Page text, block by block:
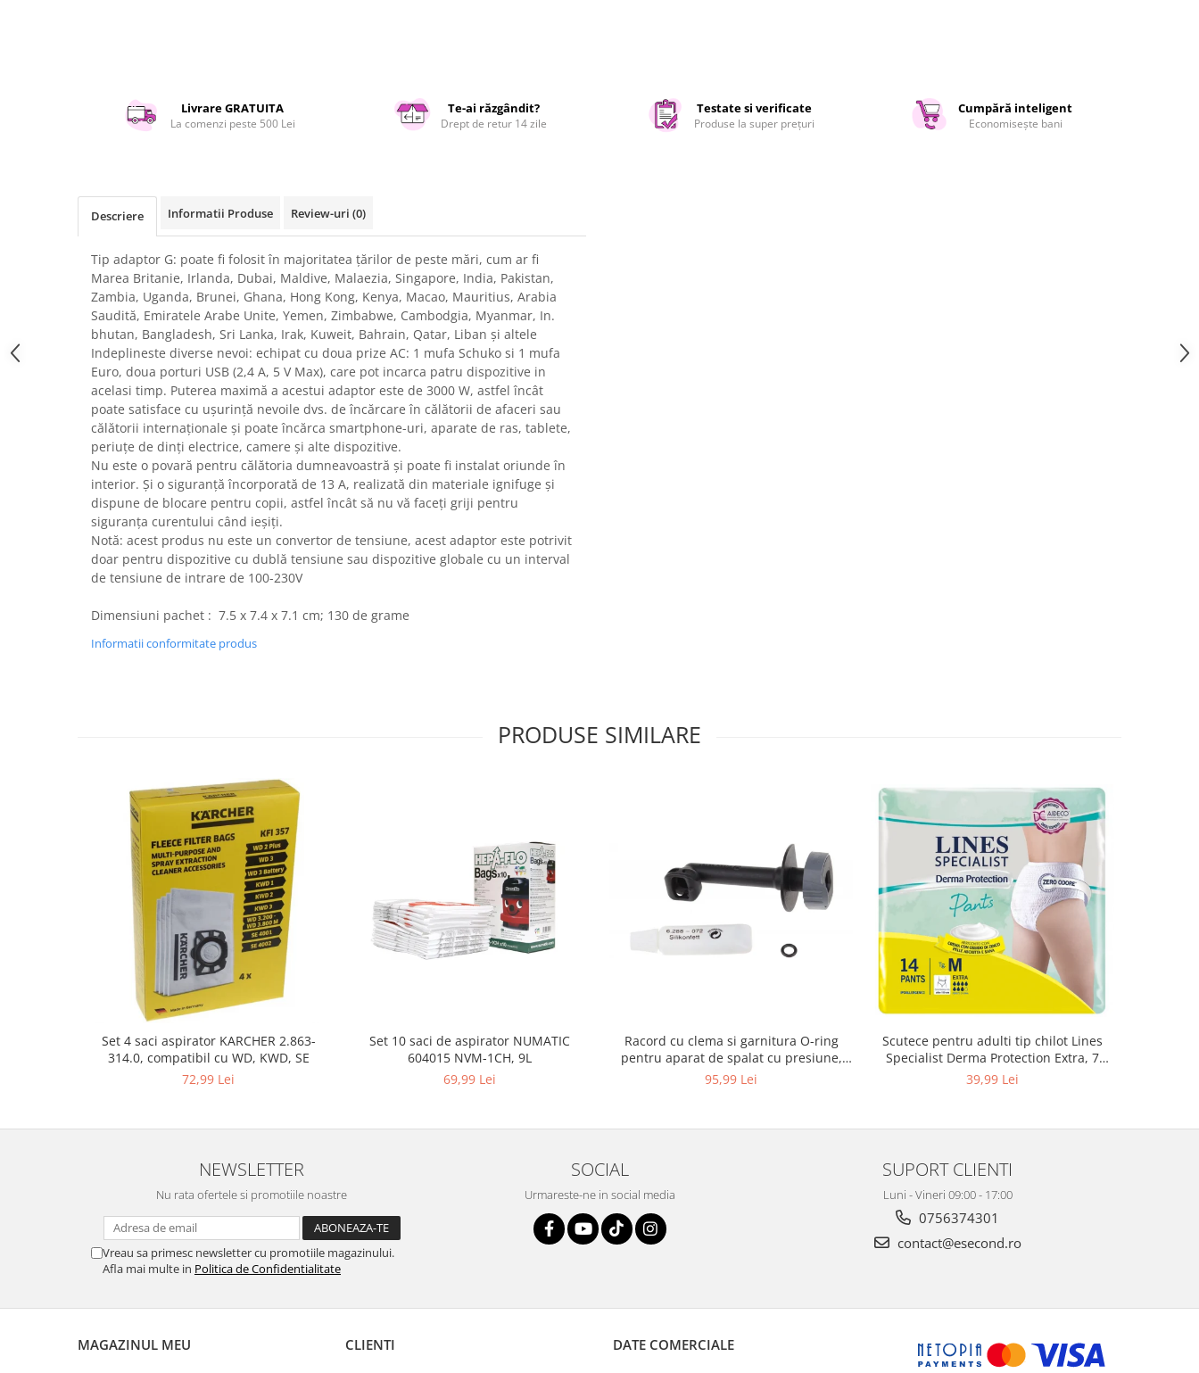
Scule electrice si unelte
Silicon, spume si solutii tehnice
Uscatoare rufe
Utilaje si materiale de constructii
Laptop, Tablete & Telefoane
Accesorii tablete
Laptopuri si Accesorii
Telefoane Mobile & accesorii
Wearable & Gadgeturi
Electrocasnice & Climatizare
Accesorii si piese masini spalat
rufe si uscatoare
Accesorii si piese masini spalat
Aparate Frigorifice
Aparate Racire Aer
Aragaze si cuptoare cu microunde
Climatizare & sisteme de incalzire
Electrocasnice pentru Bucatarie
Fiare de calcat si masini de cusut
Ingrijire Locuinta
Genti si accesorii femei
Imbracaminte barbati
Imbracaminte femei
Imbracaminte si Incaltaminte copii
Incaltaminte barbati
Gaming, Carti & Birotica
Console, Jocuri & Accesorii
Ingrijire personala & Cosmetice
Accesorii aparate de ras electrice
Aparate & Accesorii ingrijire
Articole Sanatate si Wellness
Consumabile sanitare
Cosmetice si produse ingrijire
Jucarii, Copii & Bebe
Livrare GRATUITA
La comenzi peste 500 Lei
Te-ai răzgândit?
Drept de retur 14 zile
Testate si verificate
Produse la super prețuri
Cumpără inteligent
Economisește bani
Descriere Informatii Produse Review-uri (0)
Tip adaptor G: poate fi folosit în majoritatea țărilor de peste mări, cum ar fi
Marea Britanie, Irlanda, Dubai, Maldive, Malaezia, Singapore, India, Pakistan,
Zambia, Uganda, Brunei, Ghana, Hong Kong, Kenya, Macao, Mauritius, Arabia
Saudită, Emiratele Arabe Unite, Yemen, Zimbabwe, Cambodgia, Myanmar, In.
bhutan, Bangladesh, Sri Lanka, Irak, Kuweit, Bahrain, Qatar, Liban și altele
Indeplineste diverse nevoi: echipat cu doua prize AC: 1 mufa Schuko si 1 mufa
Euro, doua porturi USB (2,4 A, 5 V Max), care pot incarca patru dispozitive in
acelasi timp. Puterea maximă a acestui adaptor este de 3000 W, astfel încât
poate satisface cu ușurință nevoile dvs. de încărcare în călătorii de afaceri sau
călătorii internaționale și poate încărca smartphone-uri, aparate de ras, tablete,
periuțe de dinți electrice, camere și alte dispozitive.
Nu este o povară pentru călătoria dumneavoastră și poate fi instalat oriunde în
interior. Și o siguranță încorporată de 13 A, realizată din materiale ignifuge și
dispune de blocare pentru copii, astfel încât să nu vă faceți griji pentru
siguranța curentului când ieșiți.
Notă: acest produs nu este un convertor de tensiune, acest adaptor este potrivit
doar pentru dispozitive cu dublă tensiune sau dispozitive globale cu un interval
de tensiune de intrare de 100-230V
Dimensiuni pachet : ‎ 7.5 x 7.4 x 7.1 cm; 130 de grame
Informatii conformitate produs
PRODUSE SIMILARE
Set 4 saci aspirator KARCHER 2.863-
314.0, compatibil cu WD, KWD, SE
72,99 Lei
Set 10 saci de aspirator NUMATIC
604015 NVM-1CH, 9L
69,99 Lei
Racord cu clema si garnitura O-ring
pentru aparat de spalat cu presiune,
KARCHER 4.064-047.0, K2, K3, K4
95,99 Lei
Scutece pentru adulti tip chilot Lines
Specialist Derma Protection Extra, 7
picaturi, marimea M, 14 bucati
39,99 Lei
NEWSLETTER
Nu rata ofertele si promotiile noastre
Vreau sa primesc newsletter cu promotiile magazinului.
Afla mai multe in Politica de Confidentialitate
SOCIAL
Urmareste-ne in social media
SUPORT CLIENTI
Luni - Vineri 09:00 - 17:00
0756374301
contact@esecond.ro
MAGAZINUL MEU CLIENTI DATE COMERCIALE